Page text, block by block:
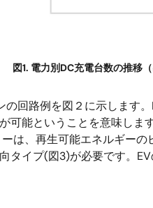
図1. 電力別DC充電台数の推移
の回路例を図２に示します
可能ということを意味し
は、再生可能エネルギー
タイプ(図3)が必要です。